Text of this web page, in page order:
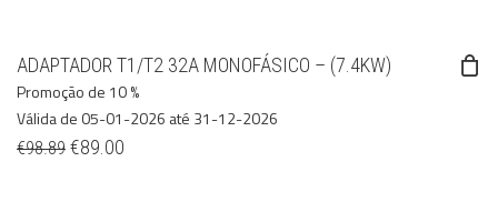
ADAPTADOR T1/T2 32A MONOFÁSICO – (7.4KW)
Promoção de 10 %
Válida de 05-01-2026 até 31-12-2026
€98.89 €89.00